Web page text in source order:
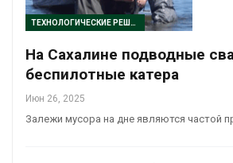
ТЕХНОЛОГИЧЕСКИЕ РЕШЕНИЯ
На Сахалине подводные
беспилотные катера
Июн 26, 2025
Залежи мусора на дне являются частой